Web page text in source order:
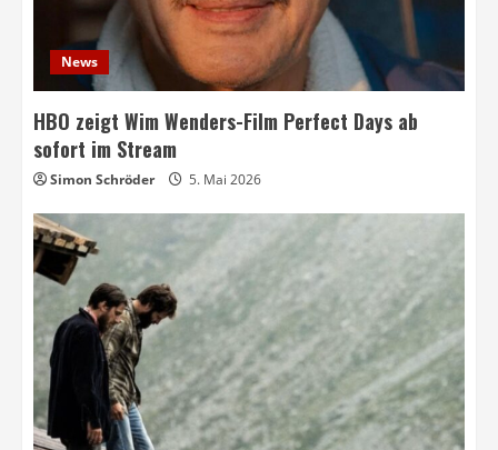
News
HBO zeigt Wim Wenders-Film Perfect Days ab
sofort im Stream
Simon Schröder 5. Mai 2026